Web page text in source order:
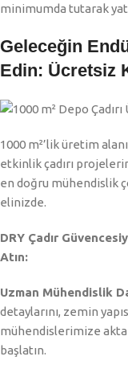
minimumda tutarak
Geleceğin
Edin: Ücretsiz
1000 m²’lik üretim
etkinlik çadırı
en doğru mühendislik
elinizde.
DRY Çadır
Atın:
Uzman Mühendislik
detaylarını, zemin
mühendislerimize
başlatın.